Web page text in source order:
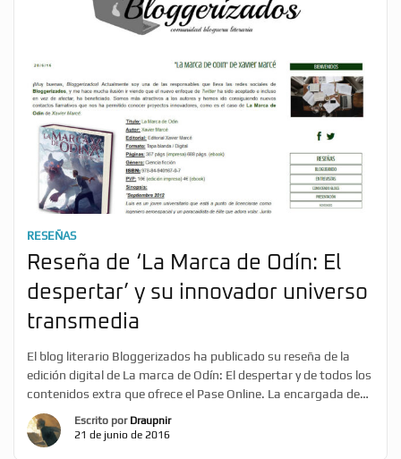
RESEÑAS
Reseña de ‘La Marca de Odín: El
despertar’ y su innovador universo
transmedia
El blog literario Bloggerizados ha publicado su reseña de la
edición digital de La marca de Odín: El despertar y de todos los
contenidos extra que ofrece el Pase Online. La encargada de
llevarla a cabo ha sido Hedwig Kudo, quien además de ser una
fan de la lectura, es la responsable de redes sociales del blog,
[…]
Escrito por Draupnir
21 de junio de 2016